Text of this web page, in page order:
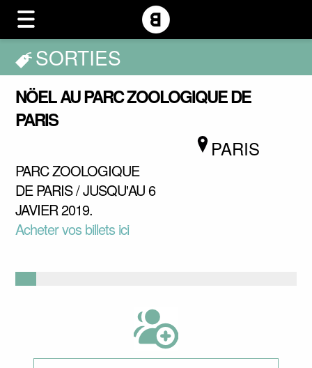
SORTIES
NÖEL AU PARC ZOOLOGIQUE DE
PARIS
PARIS
PARC ZOOLOGIQUE
DE PARIS / JUSQU'AU 6
JAVIER 2019.
Acheter vos billets ici